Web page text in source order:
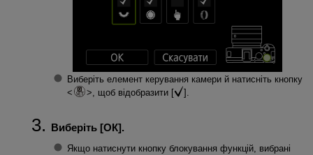
Виберіть елемент керування камери й натисніть кнопку
, щоб відобразити [
].
Виберіть [ОК].
Якщо натиснути кнопку блокування функцій, вибрані